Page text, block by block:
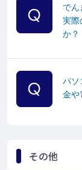
でん
実際
か？
パソ
金や
その他